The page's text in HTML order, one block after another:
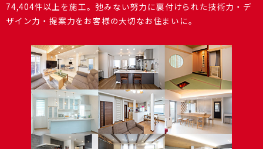
74,404件以上を施⼯。弛みない努⼒に裏付けられた技術⼒・デ
ザイン⼒・提案⼒をお客様の⼤切なお住まいに。